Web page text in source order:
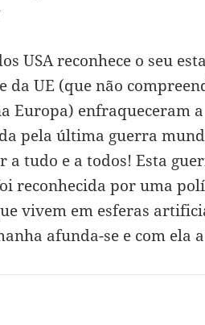
USA reconhece o seu
UE (que não
Europa) enfraqueceram a
pela última guerra
a tudo e a todos! Esta
reconhecida por uma
vivem em esferas
afunda-se e com ela